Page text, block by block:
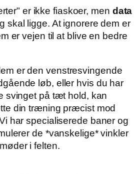
er ikke fiaskoer, men data
skal ligge. At ignorere dem er
er vejen til at blive en bedre
er den venstresvingende
løb, eller hvis du har
svinget på tæt hold, kan
din træning præcist mod
har specialiserede baner og
de *vanskelige* vinkler
i felten.